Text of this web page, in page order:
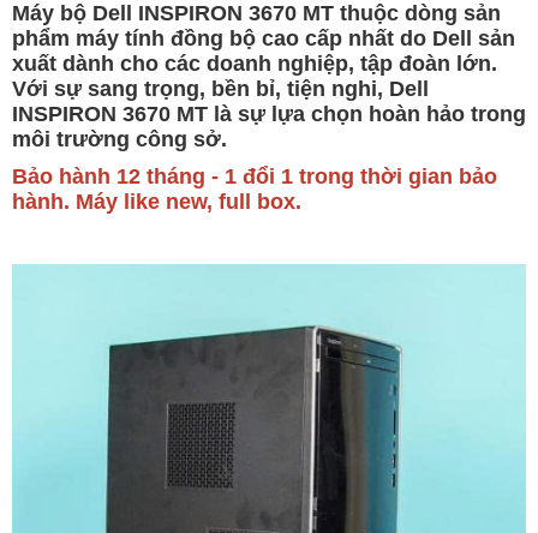
Máy bộ Dell INSPIRON 3670 MT thuộc dòng sản
phẩm máy tính đồng bộ cao cấp nhất do Dell sản
xuất dành cho các doanh nghiệp, tập đoàn lớn.
Với sự sang trọng, bền bỉ, tiện nghi, Dell
INSPIRON 3670 MT là sự lựa chọn hoàn hảo trong
môi trường công sở.
Bảo hành 12 tháng - 1 đổi 1 trong thời gian bảo
hành. Máy like new, full box.